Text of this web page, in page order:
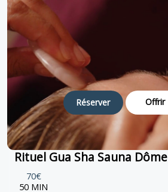
Réserver Offrir
Rituel Gua Sha Sauna Dôme
70€
50 MIN